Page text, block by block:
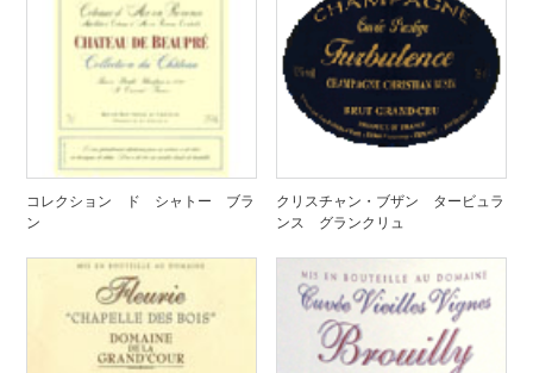
コレクション ド シャトー ブラ
ン
クリスチャン・ブザン タービュラ
ンス グランクリュ